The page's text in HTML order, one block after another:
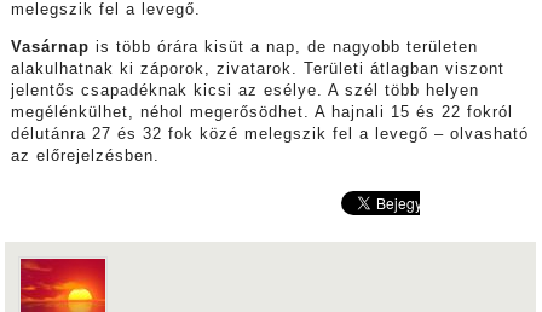
melegszik fel a levegő.
Vasárnap is több órára kisüt a nap, de nagyobb területen
alakulhatnak ki záporok, zivatarok. Területi átlagban viszont
jelentős csapadéknak kicsi az esélye. A szél több helyen
megélénkülhet, néhol megerősödhet. A hajnali 15 és 22 fokról
délutánra 27 és 32 fok közé melegszik fel a levegő – olvasható
az előrejelzésben.